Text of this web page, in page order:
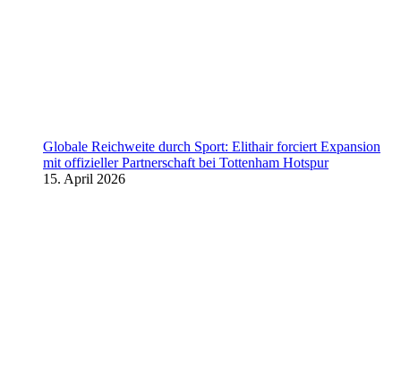
Globale Reichweite durch Sport: Elithair forciert Expansion
mit offizieller Partnerschaft bei Tottenham Hotspur
15. April 2026